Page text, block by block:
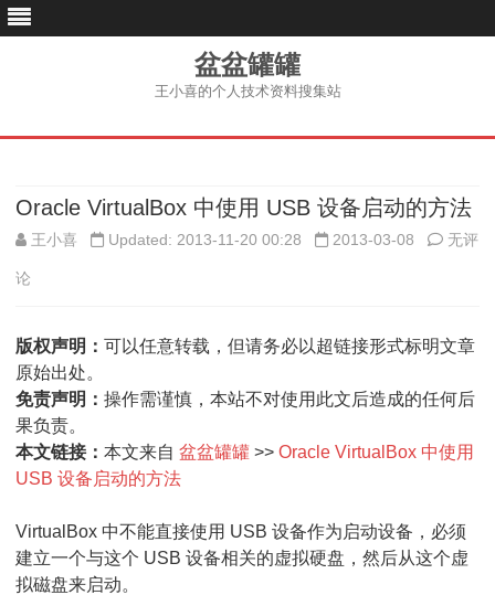
盆盆罐罐
王小喜的个人技术资料搜集站
跳
容
Oracle VirtualBox 中使用 USB 设备启动的方法
王小喜 Updated: 2013-11-20 00:28 2013-03-08 Oracle
使
用
启
无评
论
版权声明： 可以任意转载，但请务必以超链接形式标明文章
原始出处。
免责声明： 操作需谨慎，本站不对使用此文后造成的任何后
果负责。
本文链接： 本文来自 盆盆罐罐 >> Oracle VirtualBox 中使用
USB 设备启动的方法
VirtualBox 中不能直接使用 USB 设备作为启动设备，必须
建立一个与这个 USB 设备相关的虚拟硬盘，然后从这个虚
拟磁盘来启动。